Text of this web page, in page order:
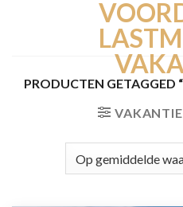
PRODUCTEN GETAGGED